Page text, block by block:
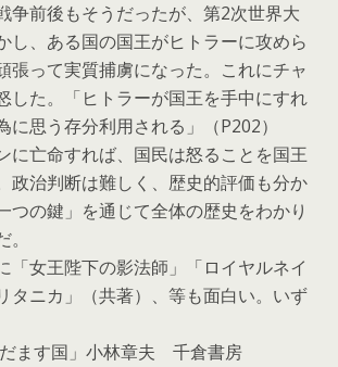
争前後もそうだったが、第2次世界大
し、ある国の国王がヒトラーに攻めら
張って実質捕虜になった。これにチャ
した。「ヒトラーが国王を手中にすれ
に思う存分利用される」（P202）
に亡命すれば、国民は怒ることを国王
政治判断は難しく、歴史的評価も分か
つの鍵」を通じて全体の歴史をわかり
「女王陛下の影法師」「ロイヤルネイ
タニカ」（共著）、等も面白い。いず
ます国」小林章夫 千倉書房